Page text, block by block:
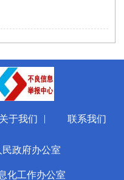
关于我们 | 联系我们
政府办公室
化工作办公室